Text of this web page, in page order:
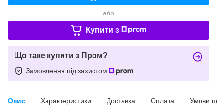
або
Купити з
Що таке купити з Пром?
Замовлення під захистом
Опис Характеристики Доставка Оплата Умови